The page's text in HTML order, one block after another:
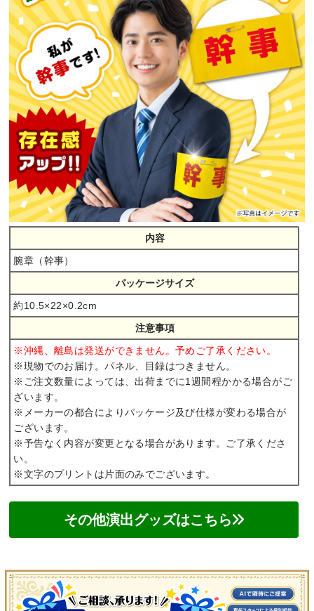
内容
腕章（幹事）
パッケージサイズ
約10.5×22×0.2cm
注意事項
※沖縄、離島は発送ができません。予めご了承ください。
※現物でのお届け。パネル、目録はつきません。
※ご注文数量によっては、出荷までに1週間程かかる場合がご
ざいます。
※メーカーの都合によりパッケージ及び仕様が変わる場合が
ございます。
※予告なく内容が変更となる場合があります。ご了承くださ
い。
※文字のプリントは片面のみでございます。
その他演出グッズはこちら